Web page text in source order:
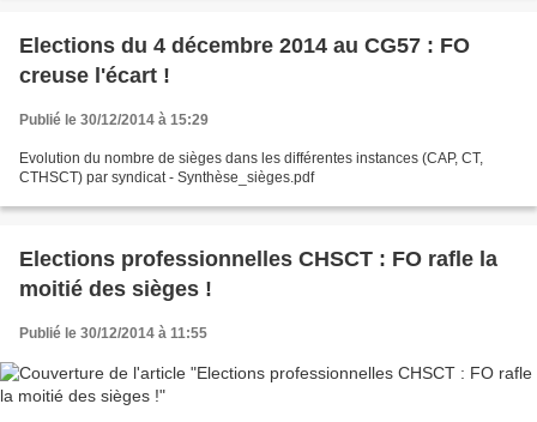
Elections du 4 décembre 2014 au CG57 : FO
creuse l'écart !
Publié le 30/12/2014 à 15:29
Evolution du nombre de sièges dans les différentes instances (CAP, CT,
CTHSCT) par syndicat - Synthèse_sièges.pdf
Elections professionnelles CHSCT : FO rafle la
moitié des sièges !
Publié le 30/12/2014 à 11:55